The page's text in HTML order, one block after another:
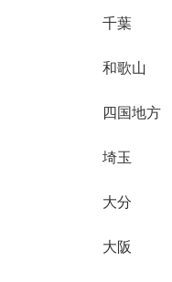
千葉
和歌山
四国地方
埼玉
大分
大阪